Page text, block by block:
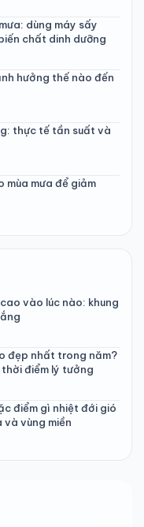
dùng máy sấy
chất dinh dưỡng
hưởng thế nào đến
thực tế tần suất và
mùa mưa để giảm
vào lúc nào: khung
đẹp nhất trong năm?
điểm lý tưởng
điểm gì nhiệt đới gió
và vùng miền